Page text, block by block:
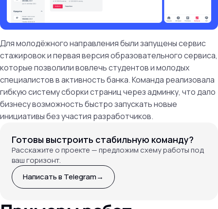
Для молодёжного направления были запущены сервис
стажировок и первая версия образовательного сервиса,
которые позволили вовлечь студентов и молодых
специалистов в активность банка. Команда реализовала
гибкую систему сборки страниц через админку, что дало
бизнесу возможность быстро запускать новые
инициативы без участия разработчиков.
Готовы выстроить стабильную команду?
Расскажите о проекте — предложим схему работы под
ваш горизонт.
Написать в Telegram→